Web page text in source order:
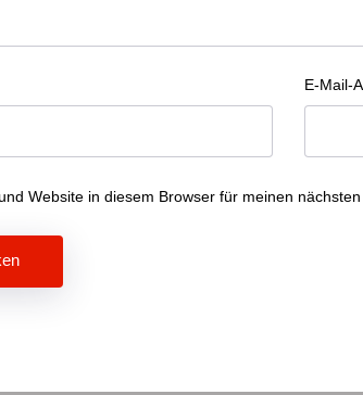
E-Mail-
Website in diesem Browser für meinen